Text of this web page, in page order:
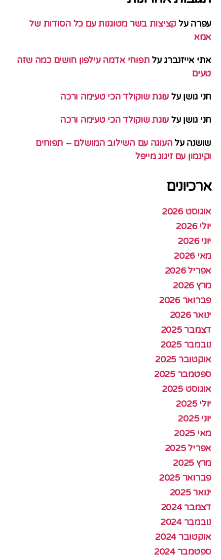
עפרה על קציצות בשר מטוגנות עם כל הסודות של
אמא
אתי אייזנברגעל תפוחי אדמה עילפון חושים כמה שזה
טעים
חני גושן על עוגת שוקולד הכי טעימה ורכה
חני גושן על עוגת שוקולד הכי טעימה ורכה
שושנה עלהעוגה עם השילוב המושלם – תפוחים
וקינמון עם זיגוג מייפל
ארכיונים
אוגוסט 2026
יולי 2026
יוני 2026
מאי 2026
אפריל 2026
מרץ 2026
פברואר 2026
ינואר 2026
דצמבר 2025
נובמבר 2025
אוקטובר 2025
ספטמבר 2025
אוגוסט 2025
יולי 2025
יוני 2025
מאי 2025
אפריל 2025
מרץ 2025
פברואר 2025
ינואר 2025
דצמבר 2024
נובמבר 2024
אוקטובר 2024
ספטמבר 2024